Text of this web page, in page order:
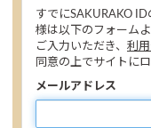
すでにSAKURAKO
様は以下のフォーム
ご入力いただき、 利
同意の上でサイトに
メールアドレス